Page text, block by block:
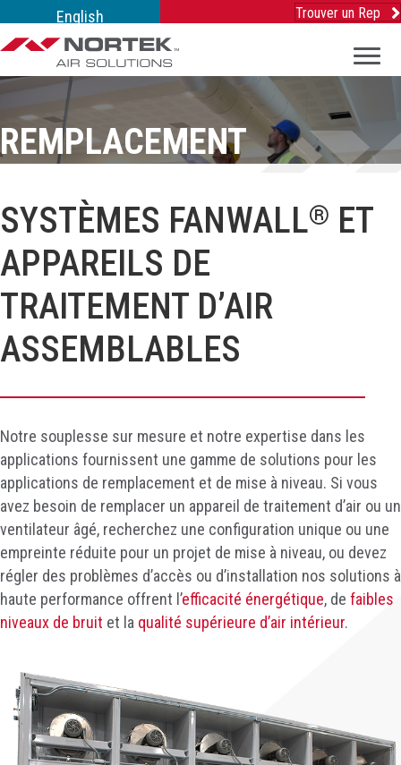
English Trouver un Rep
REMPLACEMENT
SYSTÈMES FANWALL® ET
APPAREILS DE
TRAITEMENT D’AIR
ASSEMBLABLES
Notre souplesse sur mesure et notre expertise dans les
applications fournissent une gamme de solutions pour les
applications de remplacement et de mise à niveau. Si vous
avez besoin de remplacer un appareil de traitement d’air ou un
ventilateur âgé, recherchez une configuration unique ou une
empreinte réduite pour un projet de mise à niveau, ou devez
régler des problèmes d’accès ou d’installation nos solutions à
haute performance offrent l’efficacité énergétique, de faibles
niveaux de bruit et la qualité supérieure d’air intérieur.